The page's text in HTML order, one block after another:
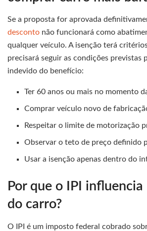
Se a proposta for aprovada
desconto não funcionará como
qualquer veículo. A isenção terá
precisará seguir as condições previstas
indevido do benefício:
Ter 60 anos ou mais no momento
Comprar veículo novo de
Respeitar o limite de motorização
Observar o teto de preço definido
Usar a isenção apenas dentro do
Por que o IPI
do carro?
O IPI é um imposto federal cobrado